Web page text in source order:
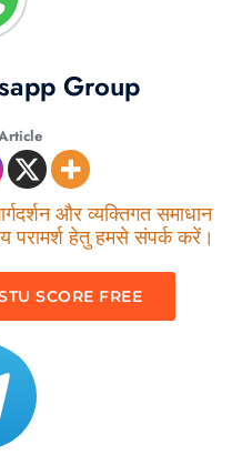
Group
और व्यक्तिगत समाधान
परामर्श हेतु हमसे संपर्क करें।
SCORE FREE